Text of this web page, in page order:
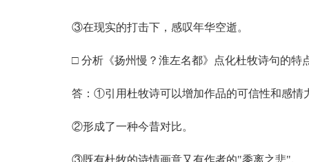
③在现实的打击下，感叹年华空逝。
□ 分析《扬州慢？淮左名都》点化杜牧诗句的特点
答：①引用杜牧诗可以增加作品的可信性和感情
②形成了一种今昔对比。
③既有杜牧的诗情画意又有作者的"黍离之悲".